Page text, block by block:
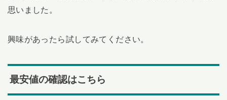
思いました。
興味があったら試してみてください。
最安値の確認はこちら